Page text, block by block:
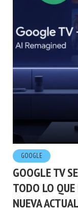
GOOGLE
GOOGLE TV
TODO LO QUE
NUEVA